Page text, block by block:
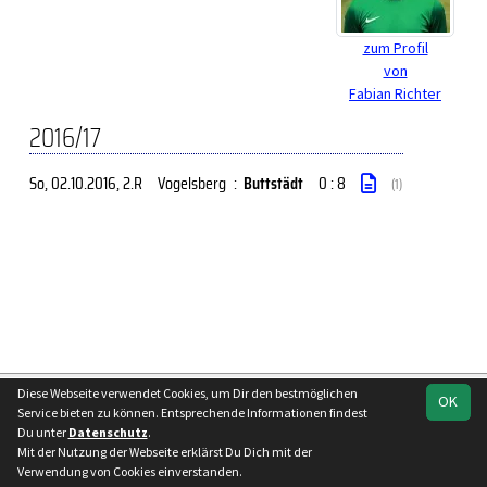
zum Profil
von
Fabian Richter
2016/17
So, 02.10.2016, 2.R Vogelsberg : Buttstädt 0 : 8 (1)
soccero.de
© 2006 - 2026
Besucherstatistik Impressum
OK
Diese Webseite verwendet Cookies, um Dir den bestmöglichen
Service bieten zu können. Entsprechende Informationen findest
Du unter Datenschutz.
Mit der Nutzung der Webseite erklärst Du Dich mit der
Verwendung von Cookies einverstanden.